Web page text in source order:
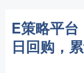
E策略平
日回购，